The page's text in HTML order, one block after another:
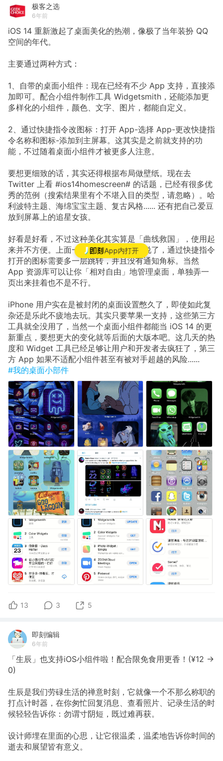
App内打开
极客之选
6年前
iOS 14 重新激起了桌面美化的热潮，像极了当年装扮 QQ
空间的年代。
主要通过两种方式：
1、自带的桌面小组件：现在已经有不少 App 支持，直接添
加即可。配合小组件制作工具 Widgetsmith，还能添加更
多样化的小组件，颜色、文字、图片，都能自定义。
2、通过快捷指令改图标：打开 App-选择 App-更改快捷指
令名称和图标-添加到主屏幕。这其实是之前就支持的功
能，不过随着桌面小组件才被更多人注意。
要想更细致的话，其实还得根据布局做壁纸。现在去
Twitter 上看 #ios14homescreen# 的话题，已经有很多优
秀的范例（搜索结果里有个不堪入目的类型，请忽略）。哈
利波特主题、海绵宝宝主题、复古风格...... 还有把自己爱豆
放到屏幕上的追星女孩。
好看是好看，不过这种美化其实算是「曲线救国」，使用起
来并不方便。上面一堆复杂的步骤就不说了，通过快捷指令
打开的图标需要多一层跳转，并且没有通知角标。当然
App 资源库可以让你「相对自由」地管理桌面，单独弄一
页出来挂着也不是不行。
iPhone 用户实在是被封闭的桌面设置憋久了，即使如此复
杂还是乐此不疲地去玩。其实只要苹果一支持，这些第三方
工具就全没用了，当然一个桌面小组件都能当 iOS 14 的更
新重点，要想更大的变化就等后面的大版本吧。这几天的热
度和 Widget 工具已经足够让用户和开发者去疯狂了，第三
方 App 如果不适配小组件甚至有被对手超越的风险......
#我的桌面小部件
13 3 5
即刻编辑
6年前
「生辰」也支持iOS小组件啦！配合限免食用更香！(¥12 ->
0)
生辰是我们劳碌生活的禅意时刻，它就像一个不那么称职的
打点计时器，在你匆忙回复消息、查看照片、记录生活的时
候轻轻告诉你：勿谓寸阴短，既过难再获。
设计师埋在里面的心思，让它很温柔，温柔地告诉你时间的
逝去和展望皆有意义。